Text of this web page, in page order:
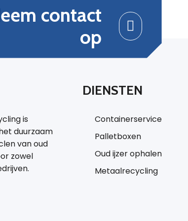
contact
op
is
duurzaam
van oud
zowel
DIENSTEN
Containerservice
Palletboxen
Oud ijzer ophalen
Metaalrecycling